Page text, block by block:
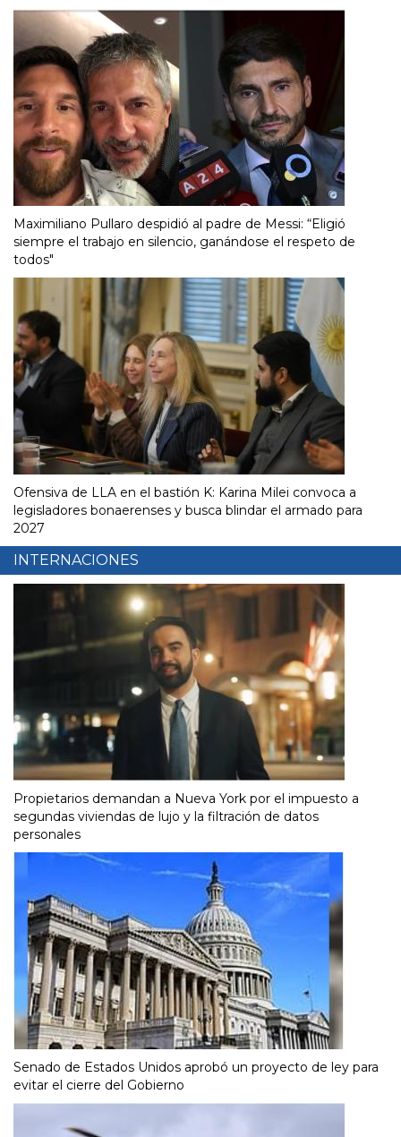
Maximiliano Pullaro despidió al padre de Messi: “Eligió
siempre el trabajo en silencio, ganándose el respeto de
todos"
Ofensiva de LLA en el bastión K: Karina Milei convoca a
legisladores bonaerenses y busca blindar el armado para
2027
INTERNACIONES
Propietarios demandan a Nueva York por el impuesto a
segundas viviendas de lujo y la filtración de datos
personales
Senado de Estados Unidos aprobó un proyecto de ley para
evitar el cierre del Gobierno